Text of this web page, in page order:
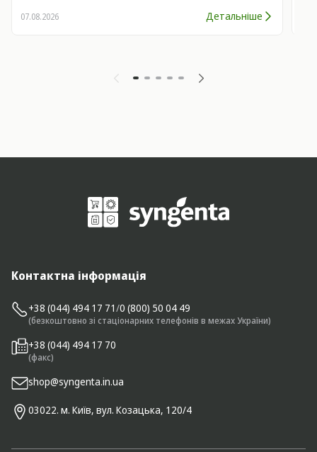
07.08.2026 Детальніше
Контактна інформація
+38 (044) 494 17 71/0 (800) 50 04 49
(безкоштовно зі стаціонарних телефонів в межах України)
+38 (044) 494 17 70
(факс)
shop@syngenta.in.ua
03022. м. Київ, вул. Козацька, 120/4